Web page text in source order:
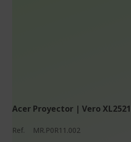
Acer Proyector | Vero
Ref. MR.P0R11.002